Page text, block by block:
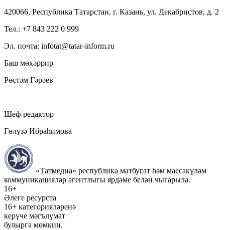
420066, Республика Татарстан, г. Казань, ул. Декабристов, д. 2
Тел.: +7 843 222 0 999
Эл. почта: infotat@tatar-inform.ru
Баш мөхәррир
Рөстәм Гәрәев
Шеф-редактор
Гөлүзә Ибраһимова
«Татмедиа» республика матбугат һәм массакүләм
коммуникацияләр агентлыгы ярдәме белән чыгарыла.
16+
Әлеге ресурста
16+ категорияләренә
керүче мәгълүмат
булырга мөмкин.